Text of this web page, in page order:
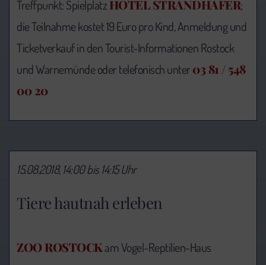
Treffpunkt: SpielplatzHOTEL STRANDHAFER;
die Teilnahme kostet 19 Euro pro Kind, Anmeldung und
Ticketverkauf in den Tourist-Informationen Rostock
und Warnemünde oder telefonisch unter03 81 / 548
00 20
Tiere hautnah erleben
15.08.2018, 14:00 bis 14:15 Uhr
ZOO ROSTOCKam Vogel-Reptilien-Haus